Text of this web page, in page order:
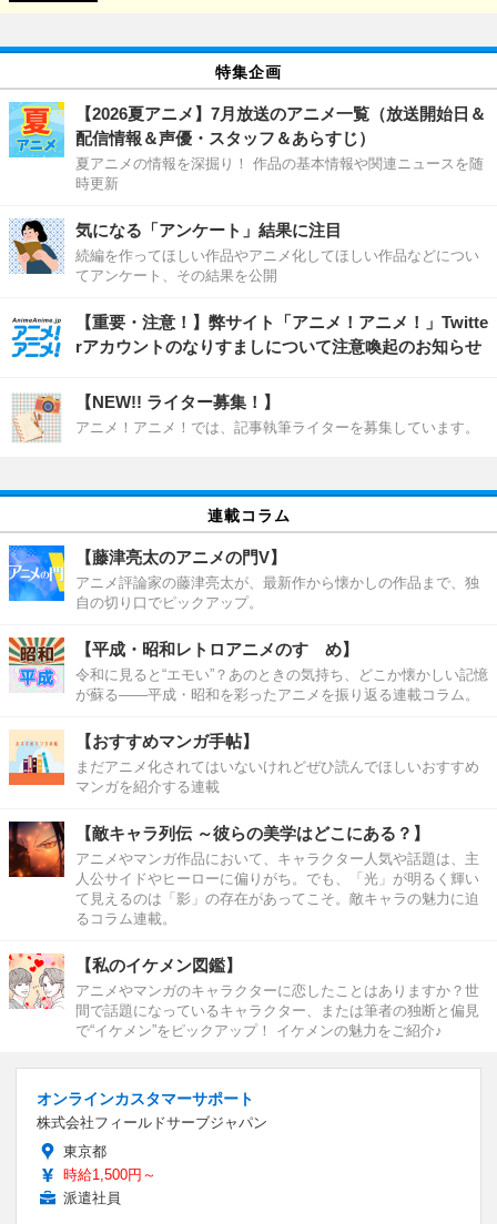
特集企画
【2026夏アニメ】7月放送のアニメ一覧（放送開始日＆
配信情報＆声優・スタッフ＆あらすじ）
夏アニメの情報を深掘り！ 作品の基本情報や関連ニュースを随
時更新
気になる「アンケート」結果に注目
続編を作ってほしい作品やアニメ化してほしい作品などについ
てアンケート、その結果を公開
【重要・注意！】弊サイト「アニメ！アニメ！」Twitte
rアカウントのなりすましについて注意喚起のお知らせ
【NEW!! ライター募集！】
アニメ！アニメ！では、記事執筆ライターを募集しています。
連載コラム
【藤津亮太のアニメの門V】
アニメ評論家の藤津亮太が、最新作から懐かしの作品まで、独
自の切り口でピックアップ。
【平成・昭和レトロアニメのすゝめ】
令和に見ると“エモい”？あのときの気持ち、どこか懐かしい記憶
が蘇る――平成・昭和を彩ったアニメを振り返る連載コラム。
【おすすめマンガ手帖】
まだアニメ化されてはいないけれどぜひ読んでほしいおすすめ
マンガを紹介する連載
【敵キャラ列伝 ～彼らの美学はどこにある？】
アニメやマンガ作品において、キャラクター人気や話題は、主
人公サイドやヒーローに偏りがち。でも、「光」が明るく輝い
て見えるのは「影」の存在があってこそ。敵キャラの魅力に迫
るコラム連載。
【私のイケメン図鑑】
アニメやマンガのキャラクターに恋したことはありますか？世
間で話題になっているキャラクター、または筆者の独断と偏見
で“イケメン”をピックアップ！ イケメンの魅力をご紹介♪
オンラインカスタマーサポート
株式会社フィールドサーブジャパン
東京都
時給1,500円～
派遣社員